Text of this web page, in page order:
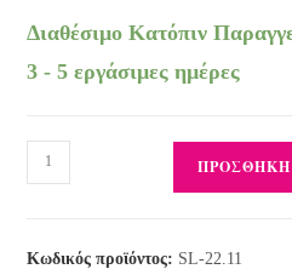
Διαθέσιμο Κατόπιν
3 - 5 εργάσιμες ημέρες
Κωδικός προϊόντος: SL-22.11